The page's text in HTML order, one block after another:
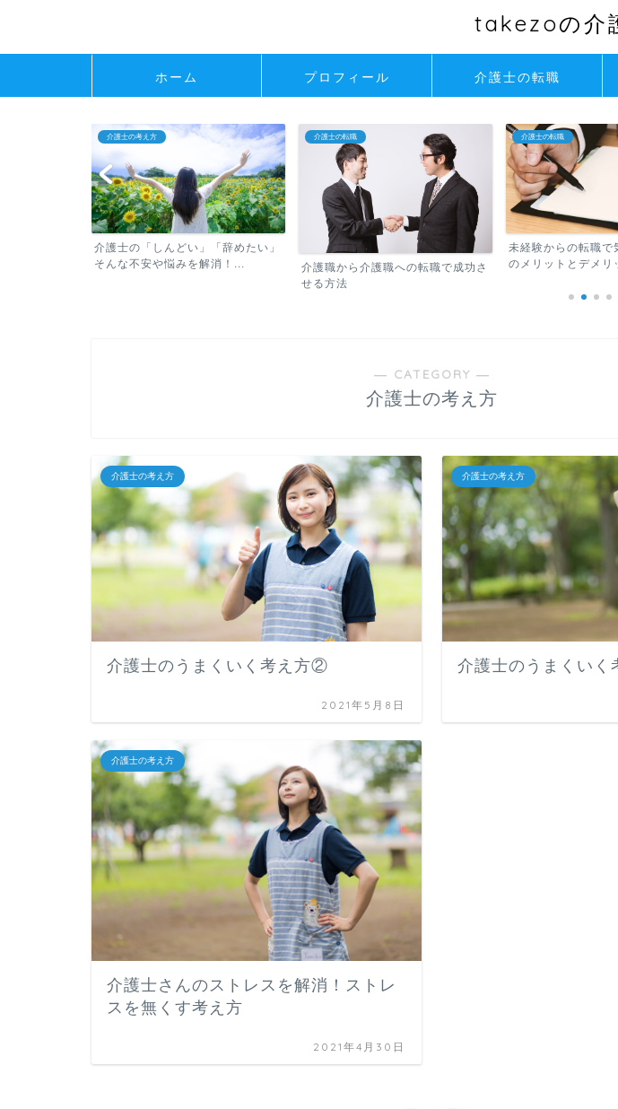
takezoの介
ホーム プロフィール 介護士の転職
介護士の考え方
介護士の「しんどい」「辞めたい」
そんな不安や悩みを解消！...
介護士の転職
介護職から介護職への転職で成功さ
せる方法
介護士の転職
未経験からの転職で
のメリットとデメリ
― CATEGORY ―
介護士の考え方
介護士の考え方
介護士のうまくいく考え方②
2021年5月8日
介護士の考え方
介護士のうまくい
介護士の考え方
介護士さんのストレスを解消！ストレ
スを無くす考え方
2021年4月30日